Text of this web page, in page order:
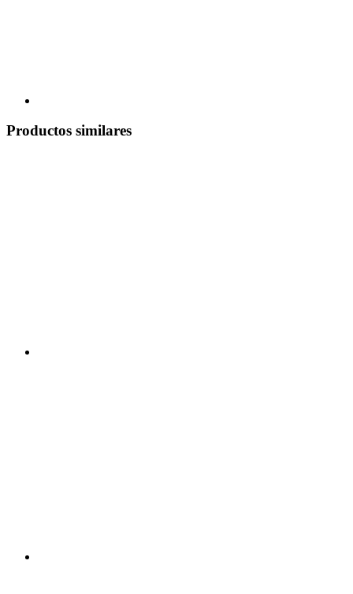
Productos similares